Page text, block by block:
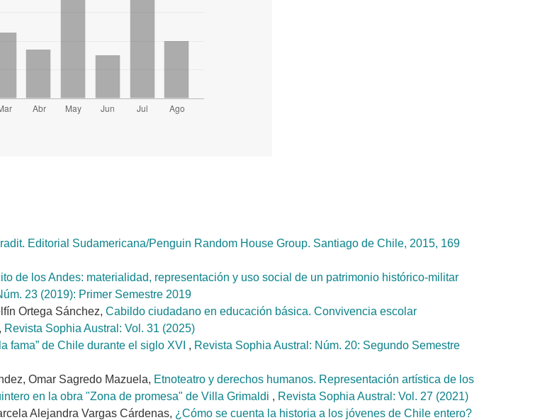
Editorial Sudamericana/Penguin Random House Group. Santiago de Chile, 2015, 169
de los Andes: materialidad, representación y uso social de un patrimonio histórico-militar
23 (2019): Primer Semestre 2019
Ortega Sánchez, Cabildo ciudadano en educación básica. Convivencia escolar
, Revista Sophia Austral: Vol. 31 (2025)
fama” de Chile durante el siglo XVI , Revista Sophia Austral: Núm. 20: Segundo Semestre
Omar Sagredo Mazuela, Etnoteatro y derechos humanos. Representación artística de los
en la obra "Zona de promesa" de Villa Grimaldi , Revista Sophia Austral: Vol. 27 (2021)
Alejandra Vargas Cárdenas, ¿Cómo se cuenta la historia a los jóvenes de Chile entero?